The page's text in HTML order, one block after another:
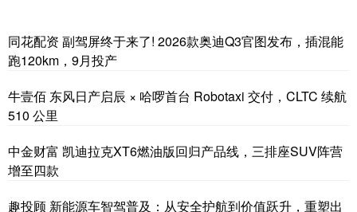
同花配资 副驾屏终于来了! 2026款奥迪Q3官图发布，插混能
跑120km，9月投产
牛壹佰 东风日产启辰 × 哈啰首台 Robotaxi 交付，CLTC 续航
510 公里
中金财富 凯迪拉克XT6燃油版回归产品线，三排座SUV阵营
增至四款
趣投顾 新能源车智驾普及：从安全护航到价值跃升，重塑出